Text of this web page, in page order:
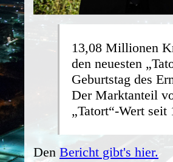
13,08 Millionen
den neuesten
Geburtstag des
Der Marktanteil
„Tatort“-Wert seit
Den Bericht gibt's hier.